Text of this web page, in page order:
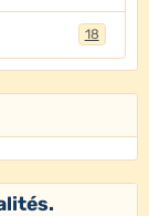
18